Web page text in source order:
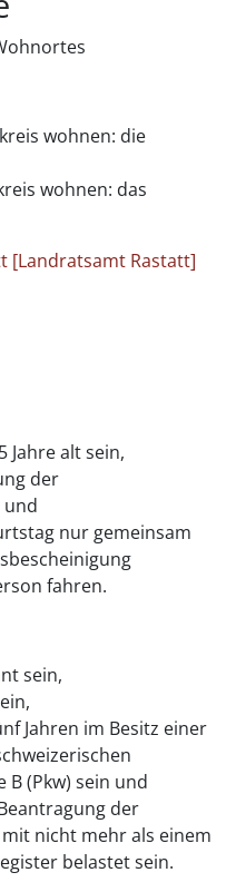
wohnen: die
wohnen: das
[Landratsamt Rastatt]
Jahre alt sein,
der
und
nur gemeinsam
fahren.
sein,
Jahren im Besitz einer
B (Pkw) sein und
der
nicht mehr als einem
belastet sein.